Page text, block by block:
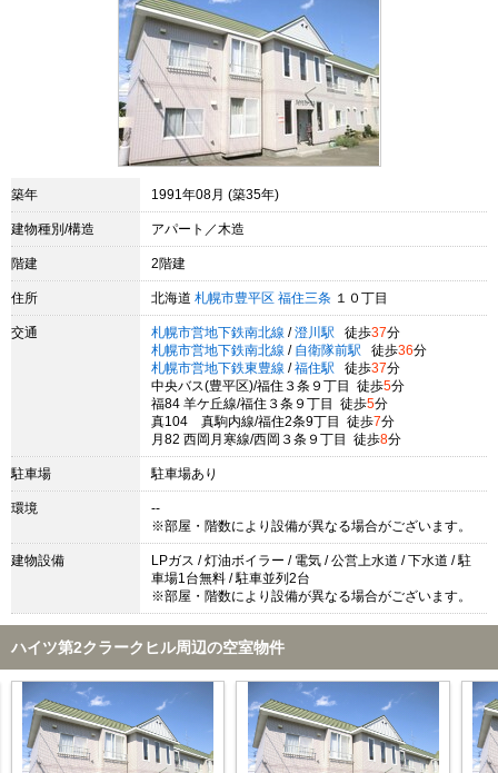
築年 1991年08月 (築35年)
建物種別/構造 アパート／木造
階建 2階建
住所 北海道 札幌市豊平区 福住三条 １０丁目
交通 札幌市営地下鉄南北線 / 澄川駅 徒歩37分
札幌市営地下鉄南北線 / 自衛隊前駅 徒歩36分
札幌市営地下鉄東豊線 / 福住駅 徒歩37分
中央バス(豊平区)/福住３条９丁目 徒歩5分
福84 羊ケ丘線/福住３条９丁目 徒歩5分
真104 真駒内線/福住2条9丁目 徒歩7分
月82 西岡月寒線/西岡３条９丁目 徒歩8分
駐車場 駐車場あり
環境
--
※部屋・階数により設備が異なる場合がございます。
建物設備
LPガス / 灯油ボイラー / 電気 / 公営上水道 / 下水道 / 駐
車場1台無料 / 駐車並列2台
※部屋・階数により設備が異なる場合がございます。
ハイツ第2クラークヒル周辺の空室物件